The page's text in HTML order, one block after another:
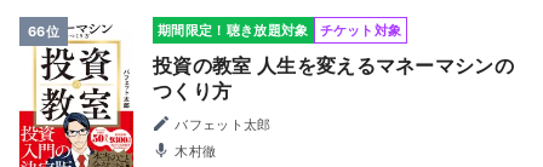
66位 期間限定！聴き放題対象 チケット対象
投資の教室 人生を変えるマネーマシンの
つくり方
バフェット太郎
木村徹